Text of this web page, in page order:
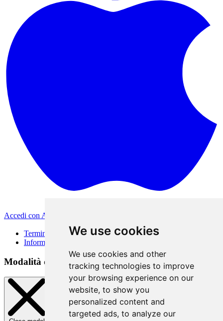
We use cookies
We use cookies and other
tracking technologies to improve
your browsing experience on our
website, to show you
personalized content and
targeted ads, to analyze our
Accedi con Apple
Termini di Utilizzo
Informativa sulla privacy
Modalità di accesso